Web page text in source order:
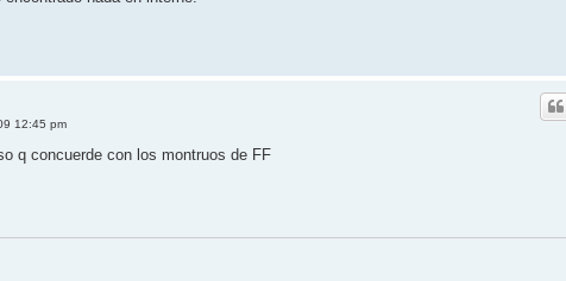
12:45 pm
q concuerde con los montruos de FF